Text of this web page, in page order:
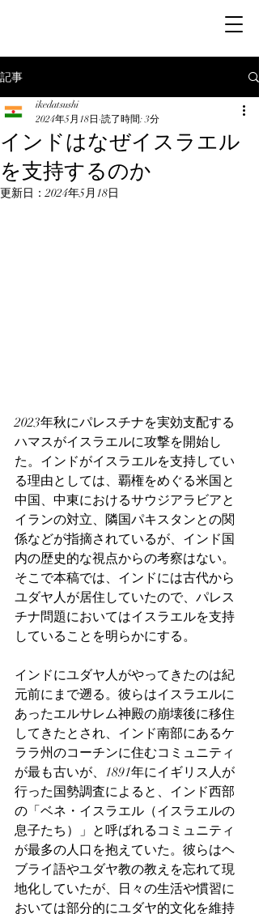
記事
インドはなぜイスラエル
を支持するのか
ikedatsushi
2024年5月18日 読了時間: 3分
更新日：2024年5月18日
2023年秋にパレスチナを実効支配する
ハマスがイスラエルに攻撃を開始し
た。インドがイスラエルを支持してい
る理由としては、覇権をめぐる米国と
中国、中東におけるサウジアラビアと
イランの対立、隣国パキスタンとの関
係などが指摘されているが、インド国
内の歴史的な視点からの考察はない。
そこで本稿では、インドには古代から
ユダヤ人が居住していたので、パレス
チナ問題においてはイスラエルを支持
していることを明らかにする。
インドにユダヤ人がやってきたのは紀
元前にまで遡る。彼らはイスラエルに
あったエルサレム神殿の崩壊後に移住
してきたとされ、インド南部にあるケ
ララ州のコーチンに住むコミュニティ
が最も古いが、1891年にイギリス人が
行った国勢調査によると、インド西部
の「ベネ・イスラエル（イスラエルの
息子たち）」と呼ばれるコミュニティ
が最多の人口を抱えていた。彼らはヘ
ブライ語やユダヤ教の教えを忘れて現
地化していたが、日々の生活や慣習に
おいては部分的にユダヤ的文化を維持